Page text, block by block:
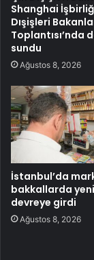
Shanghai
Dışişleri
Toplantısı’nda
sundu
Ağustos 8, 2026
İstanbul’da
bakkallarda
devreye girdi
Ağustos 8, 2026